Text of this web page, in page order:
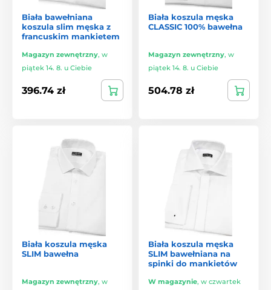
Biała bawełniana
koszula slim męska z
francuskim mankietem
Magazyn zewnętrzny, w
piątek 14. 8. u Ciebie
396.74 zł
Biała koszula męska
CLASSIC 100% bawełna
Magazyn zewnętrzny, w
piątek 14. 8. u Ciebie
504.78 zł
Biała koszula męska
SLIM bawełna
Magazyn zewnętrzny, w
Biała koszula męska
SLIM bawełniana na
spinki do mankietów
W magazynie, w czwartek